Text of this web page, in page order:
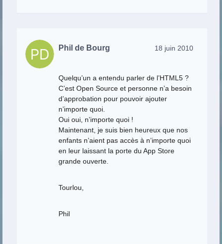
Phil de Bourg 18 juin 2010
Quelqu’un a entendu parler de l’HTML5 ?
C’est Open Source et personne n’a besoin
d’approbation pour pouvoir ajouter
n’importe quoi.
Oui oui, n’importe quoi !
Maintenant, je suis bien heureux que nos
enfants n’aient pas accès à n’importe quoi
en leur laissant la porte du App Store
grande ouverte.
Tourlou,
Phil